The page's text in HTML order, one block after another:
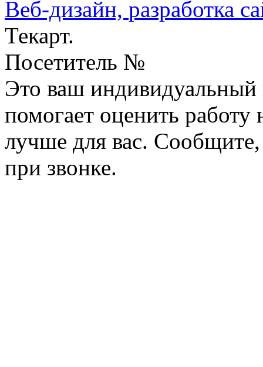
Веб-дизайн, разработка
Текарт.
Посетитель №
Это ваш
помогает оценить работу
лучше для вас.
при звонке.